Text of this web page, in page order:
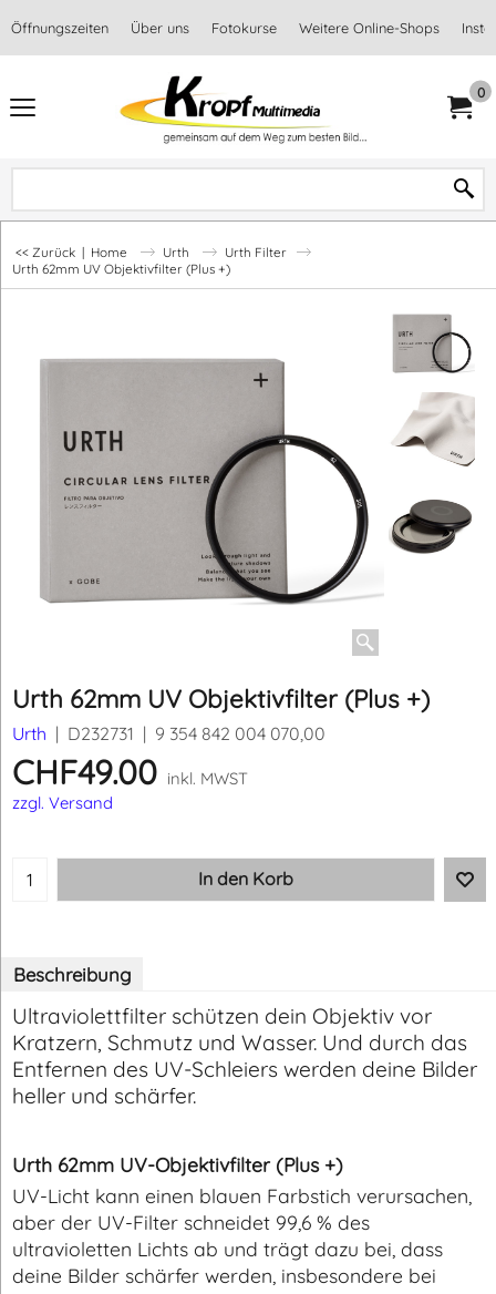
Öffnungszeiten Über uns Fotokurse Weitere Online-Shops
0
<< Zurück | Home Urth
Urth Filter
Urth 62mm UV Objektivfilter (Plus +)
Urth 62mm UV Objektivfilter (Plus +)
Urth D232731 9 354 842 004 070,00
CHF49.00 inkl. MWST
zzgl. Versand
In den Korb
Beschreibung
Ultraviolettfilter schützen dein Objektiv vor
Kratzern, Schmutz und Wasser. Und durch das
Entfernen des UV-Schleiers werden deine Bilder
heller und schärfer.
Urth 62mm UV-Objektivfilter (Plus +)
UV-Licht kann einen blauen Farbstich verursachen,
aber der UV-Filter schneidet 99,6 % des
ultravioletten Lichts ab und trägt dazu bei, dass
deine Bilder schärfer werden, insbesondere bei